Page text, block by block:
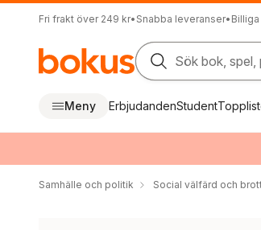
Fri frakt över 249 kr• Snabba leveranser•
Sök bok, spel,
Meny ErbjudandenStudent
Samhälle och politik Social välfärd och